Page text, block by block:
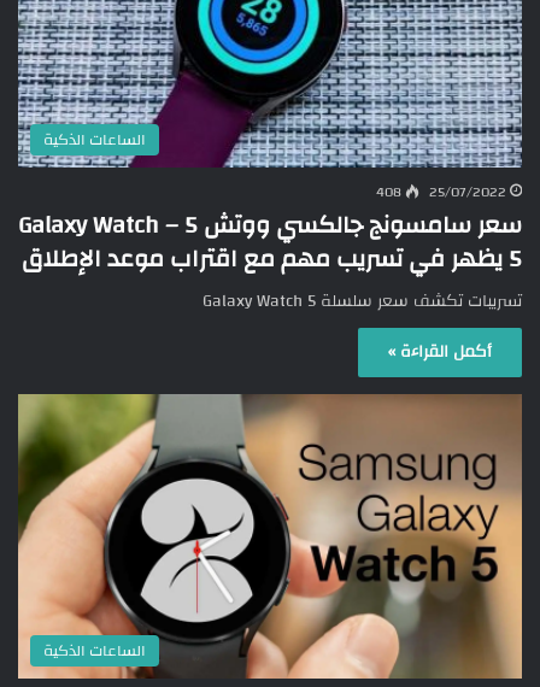
الساعات الذكية
25/07/2022
408
سعر سامسونج جالكسي ووتش 5 – Galaxy Watch
5 يظهر في تسريب مهم مع اقتراب موعد الإطلاق
تسريبات تكشف سعر سلسلة Galaxy Watch 5
أكمل القراءة »
الساعات الذكية